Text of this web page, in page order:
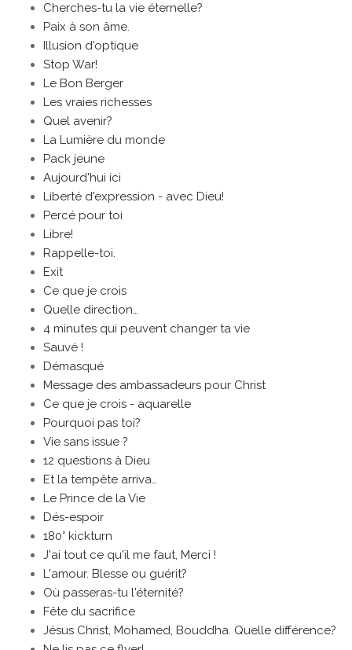
Cherches-tu la vie éternelle?
Paix à son âme.
Illusion d'optique
Stop War!
Le Bon Berger
Les vraies richesses
Quel avenir?
La Lumière du monde
Pack jeune
Aujourd'hui ici
Liberté d'expression - avec Dieu!
Percé pour toi
Libre!
Rappelle-toi.
Exit
Ce que je crois
Quelle direction…
4 minutes qui peuvent changer ta vie
Sauvé !
Démasqué
Message des ambassadeurs pour Christ
Ce que je crois - aquarelle
Pourquoi pas toi?
Vie sans issue ?
12 questions à Dieu
Et la tempête arriva…
Le Prince de la Vie
Dés-espoir
180° kickturn
J'ai tout ce qu'il me faut, Merci !
L'amour. Blesse ou guérit?
Où passeras-tu l'éternité?
Fête du sacrifice
Jésus Christ, Mohamed, Bouddha. Quelle différence?